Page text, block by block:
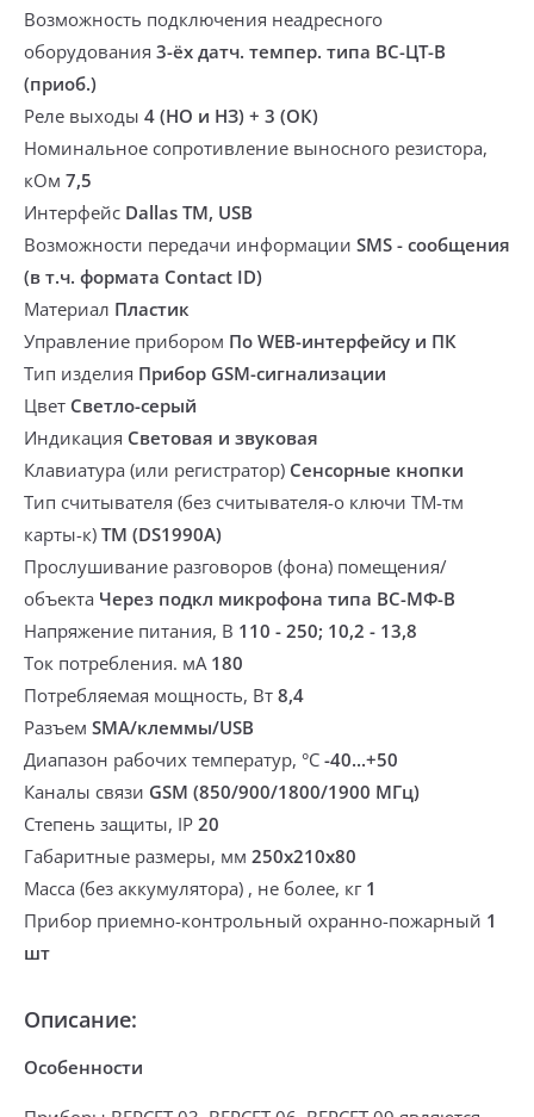
Возможность подключения неадресного
оборудования 3-ёх датч. темпер. типа ВС-ЦТ-В
(приоб.)
Реле выходы 4 (НО и НЗ) + 3 (ОК)
Номинальное сопротивление выносного резистора,
кОм 7,5
Интерфейс Dallas TM, USB
Возможности передачи информации SMS - сообщения
(в т.ч. формата Contact ID)
Материал Пластик
Управление прибором По WEB-интерфейсу и ПК
Тип изделия Прибор GSM-сигнализации
Цвет Светло-серый
Индикация Световая и звуковая
Клавиатура (или регистратор) Сенсорные кнопки
Тип считывателя (без считывателя-о ключи ТМ-тм
карты-к) ТМ (DS1990A)
Прослушивание разговоров (фона) помещения/
объекта Через подкл микрофона типа ВС-МФ-В
Напряжение питания, В 110 - 250; 10,2 - 13,8
Ток потребления. мА 180
Потребляемая мощность, Вт 8,4
Разъем SMA/клеммы/USB
Диапазон рабочих температур, °С -40...+50
Каналы связи GSM (850/900/1800/1900 МГц)
Степень защиты, IP 20
Габаритные размеры, мм 250х210х80
Масса (без аккумулятора) , не более, кг 1
Прибор приемно-контрольный охранно-пожарный 1
шт
Описание:
Особенности